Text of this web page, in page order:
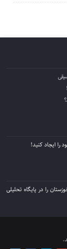
ايجاد كنيد!
را در پایگاه تحلیلی